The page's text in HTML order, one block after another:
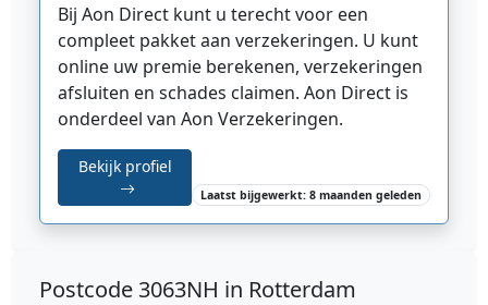
Bij Aon Direct kunt u terecht voor een
compleet pakket aan verzekeringen. U kunt
online uw premie berekenen, verzekeringen
afsluiten en schades claimen. Aon Direct is
onderdeel van Aon Verzekeringen.
Bekijk profiel
Laatst bijgewerkt: 8 maanden geleden
Postcode 3063NH in Rotterdam